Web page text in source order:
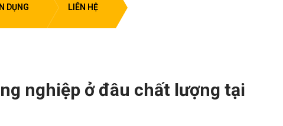
DỤNG LIÊN HỆ
nghiệp ở đâu chất lượng tại